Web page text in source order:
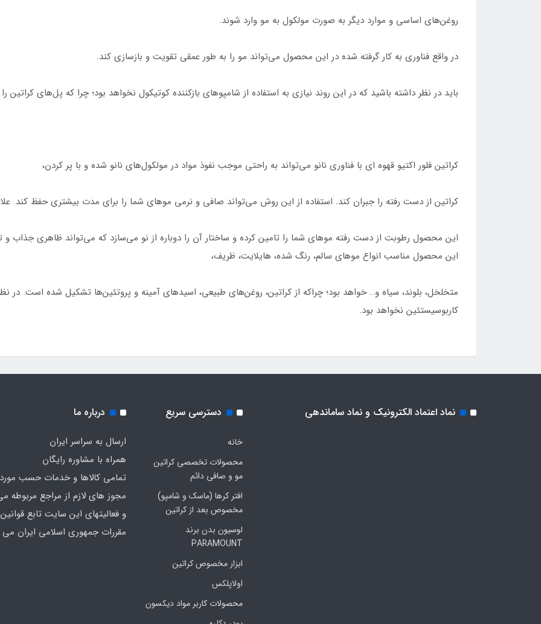
روغن‌های اساسی و موارد دیگر به صورت مولکول به مو وارد شوند.
در واقع فناوری به کار گرفته شده در این محصول می‌تواند مو را به طور عمقی تقویت و بازسازی کند.
باید در نظر داشته باشید که در این روند نیازی به استفاده از شامپوهای بازکننده کوتیکول نخواهد بود؛ چرا که پل‌های
کراتین فلور اکتیو قهوه ای با فناوری نانو می‌تواند به راحتی موجب نفوذ مواد در مولکول‌های نانو شده و با پر کردن،
کراتین از دست رفته را جبران کند. استفاده از این روش می‌تواند صافی و نرمی موهای شما را برای مدت بیشتری حفظ کند.
این محصول رطوبت از دست رفته موهای شما را تامین کرده و ساختار آن را دوباره از نو می‌سازد که می‌تواند ظاهری جذاب
این محصول مناسب انواع موهای سالم، رنگ شده، هایلایت، ظریف،
متخلخل، بلوند، سیاه و… خواهد بود؛ چراکه از کراتین، روغن‌های طبیعی، اسیدهای آمینه و پروتئین‌ها تشکیل شده است. در
کاربوسیستئین نخواهد بود.
نماد اعتماد الکترونیک و نماد ساماندهی دسترسی سریع
خانه
محصولات تخصصی کراتین
مو و صافی دائم
افتر کرها (ماسک و شامپو)
مخصوص بعد از کراتین
لوسیون بدن برند
PARAMOUNT
ابزار مخصوص کراتین
اولاپلکس
محصولات کاربر مواد دیکسون
درباره ما
ارسال به سراسر ایران
همراه با مشاوره رایگان
تمامی کالاها و خدمات حسب
مجوز های لازم از مراجع مربوطه
و فعالیتهای این سایت تابع
مقررات جمهوری اسلامی ایران